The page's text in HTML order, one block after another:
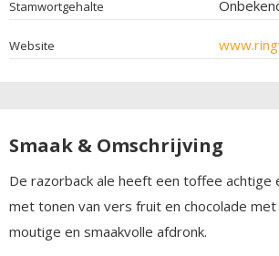
Stamwortgehalte
Website
Smaak & Omschrijving
De razorback ale heeft een toffee achtige
met tonen van vers fruit en chocolade
moutige en smaakvolle afdronk.